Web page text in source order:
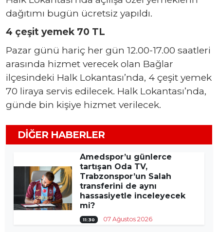
dağıtımı bugün ücretsiz yapıldı.
4 çeşit yemek 70 TL
Pazar günü hariç her gün 12.00-17.00 saatleri
arasında hizmet verecek olan Bağlar
ilçesindeki Halk Lokantası’nda, 4 çeşit yemek
70 liraya servis edilecek. Halk Lokantası’nda,
günde bin kişiye hizmet verilecek.
DIĞER HABERLER
Amedspor’u günlerce
tartışan Oda TV,
Trabzonspor’un Salah
transferini de aynı
hassasiyetle inceleyecek
mi?
11:30 07 Ağustos 2026